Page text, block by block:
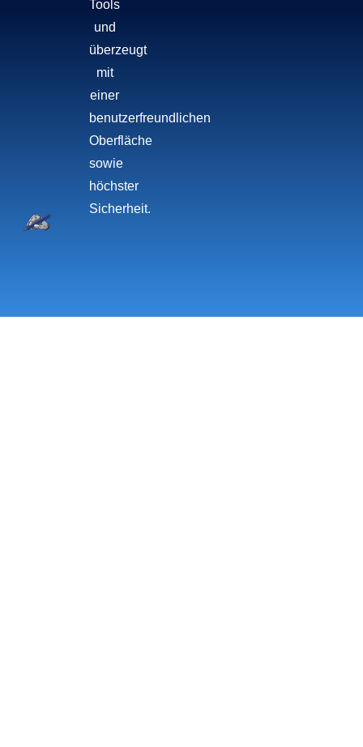
Tools
und
überzeugt
mit
einer
benutzerfreundlichen
Oberfläche
sowie
höchster
Sicherheit.